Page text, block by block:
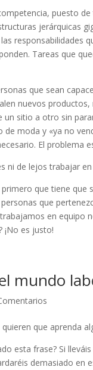
puesto
jerárquicas
responsabilidades
Tareas que
que sean
nuevos
un sitio a otro sin
de moda y «ya no
El
ni de lejos trabajar en
que tiene
que
en equipo
¡No es justo!
mundo
que aprenda
esta frase? Si
demasiado en